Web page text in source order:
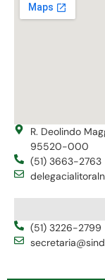
R. Deolindo
95520-000
(51) 3663-2763
(51) 3226-2799